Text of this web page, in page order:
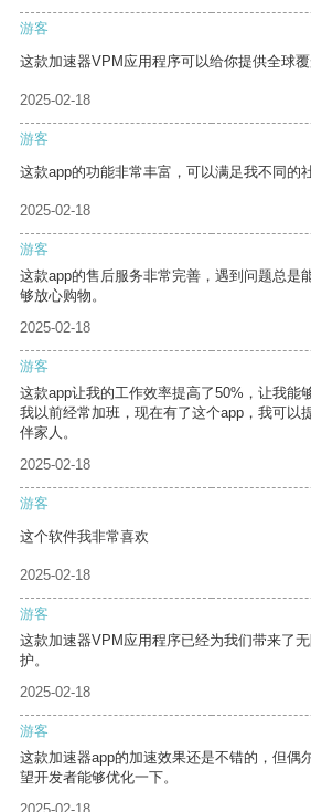
游客
这款加速器VPM应用程序可以给你提供全球覆
2025-02-18
游客
这款app的功能非常丰富，可以满足我不同的
2025-02-18
游客
这款app的售后服务非常完善，遇到问题总是
够放心购物。
2025-02-18
游客
这款app让我的工作效率提高了50%，让我能
我以前经常加班，现在有了这个app，我可以
伴家人。
2025-02-18
游客
这个软件我非常喜欢
2025-02-18
游客
这款加速器VPM应用程序已经为我们带来了
护。
2025-02-18
游客
这款加速器app的加速效果还是不错的，但偶
望开发者能够优化一下。